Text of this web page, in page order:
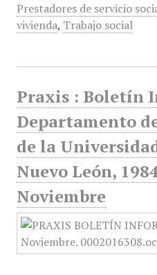
Prestadores de servicio
vivienda, Trabajo social
Praxis : Boletín
Departamento
de la
Nuevo León,
Noviembre